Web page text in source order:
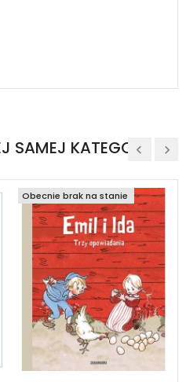
SAMEJ KATEGORII
Obecnie brak na stanie